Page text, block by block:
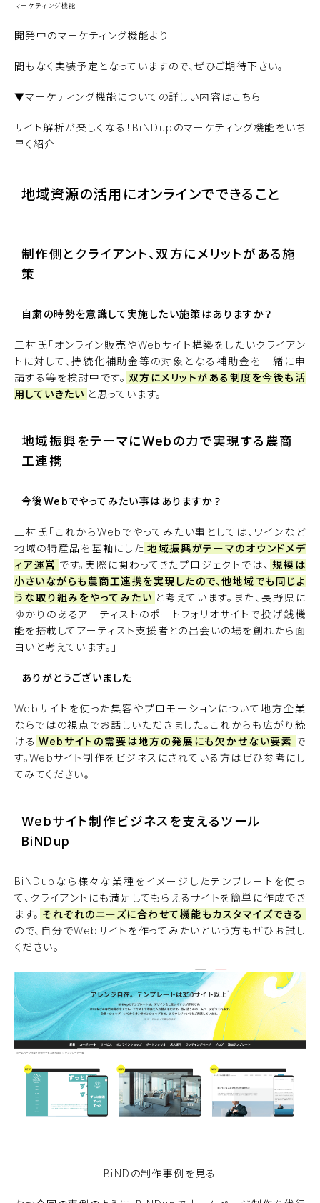
マーケティング機能
開発中のマーケティング機能より
間もなく実装予定となっていますので、ぜひご期待下さい。
▼マーケティング機能についての詳しい内容はこちら
サイト解析が楽しくなる！BiNDupのマーケティング機能をいち
早く紹介
地域資源の活用にオンラインでできること
制作側とクライアント、双方にメリットがある施
策
自粛の時勢を意識して実施したい施策はありますか？
二村氏「オンライン販売やWebサイト構築をしたいクライアン
トに対して、持続化補助金等の対象となる補助金を一緒に申
請する等を検討中です。 双方にメリットがある制度を今後も活
用していきたい と思っています。
地域振興をテーマにWebの力で実現する農商
工連携
今後Webでやってみたい事はありますか？
二村氏「これからWebでやってみたい事としては、ワインなど
地域の特産品を基軸にした 地域振興がテーマのオウンドメデ
ィア運営 です。実際に関わってきたプロジェクトでは、 規模は
小さいながらも農商工連携を実現したので、他地域でも同じよ
うな取り組みをやってみたい と考えています。また、長野県に
ゆかりのあるアーティストのポートフォリオサイトで投げ銭機
能を搭載してアーティスト支援者との出会いの場を創れたら面
白いと考えています。」
ありがとうございました
Webサイトを使った集客やプロモーションについて地方企業
ならではの視点でお話しいただきました。これからも広がり続
ける Webサイトの需要は地方の発展にも欠かせない要素 で
す。Webサイト制作をビジネスにされている方はぜひ参考にし
てみてください。
Webサイト制作ビジネスを支えるツール
BiNDup
BiNDup なら様々な業種をイメージしたテンプレートを使っ
て、クライアントにも満足してもらえるサイトを簡単に作成でき
ます。 それぞれのニーズに合わせて機能もカスタマイズできる
ので、自分でWebサイトを作ってみたいという方もぜひお試し
ください。
BiNDの制作事例を見る